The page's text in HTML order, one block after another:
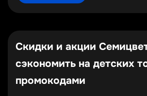
Скидки и акции
сэкономить на детских
промокодами